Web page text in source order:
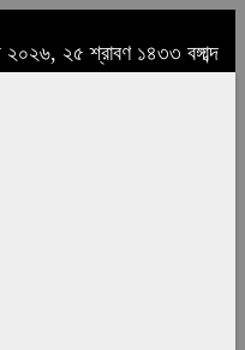
২৫ শ্রাবণ ১৪৩৩ বঙ্গাব্দ